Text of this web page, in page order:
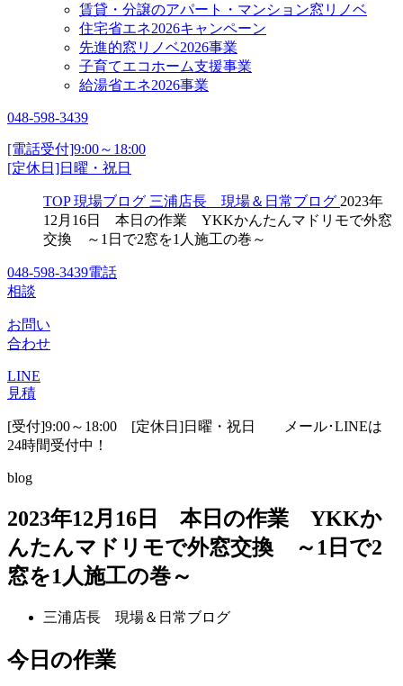
賃貸・分譲のアパート・マンション窓リノベ
住宅省エネ2026キャンペーン
先進的窓リノベ2026事業
子育てエコホーム支援事業
給湯省エネ2026事業
048-598-3439
[電話受付]9:00～18:00
[定休日]日曜・祝日
TOP 現場ブログ 三浦店長 現場＆日常ブログ 2023年
12月16日 本日の作業 YKKかんたんマドリモで外窓
交換 ～1日で2窓を1人施工の巻～
048-598-3439電話
相談
お問い
合わせ
LINE
見積
[受付]9:00～18:00 [定休日]日曜・祝日
メール･LINEは
24時間受付中！
blog
2023年12月16日 本日の作業 YKKか
んたんマドリモで外窓交換 ～1日で2
窓を1人施工の巻～
三浦店長 現場＆日常ブログ
今日の作業